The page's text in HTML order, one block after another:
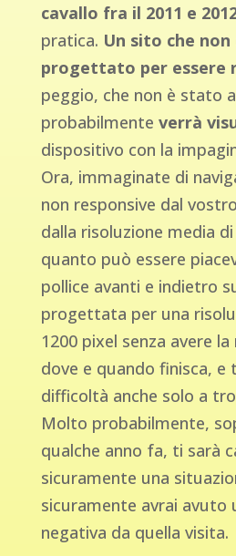
cavallo fra il 2011 e
pratica. Un sito che
progettato per essere
peggio, che non è stato
probabilmente verrà
dispositivo con la
Ora, immaginate di
non responsive dal
dalla risoluzione media
quanto può essere
pollice avanti e indietro
progettata per una
1200 pixel senza avere
dove e quando finisca, e
difficoltà anche solo a
Molto probabilmente,
qualche anno fa, ti sarà
sicuramente una
sicuramente avrai avuto
negativa da quella visita.